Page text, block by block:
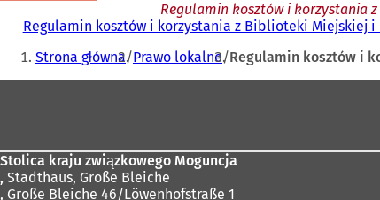
Regulamin kosztów i korzystania
Regulamin kosztów i korzystania z Biblioteki Miejskiej
Jesteś
tutaj:
Strona główna Prawo lokalne Regulamin kosztów i
Stolica kraju związkowego Moguncja
, Stadthaus, Große Bleiche
, Große Bleiche 46/Löwenhofstraße 1